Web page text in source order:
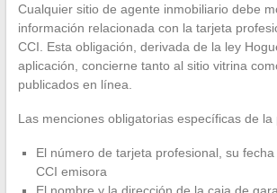
Cualquier sitio de agente inmobiliario debe
información relacionada con la tarjeta
CCI. Esta obligación, derivada de la ley
aplicación, concierne tanto al sitio vitrina
publicados en línea.
Las menciones obligatorias específicas de la
El número de tarjeta profesional, su
CCI emisora